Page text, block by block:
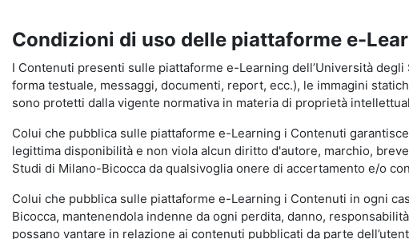
Condizioni di uso delle piattaforme e-
I Contenuti presenti sulle piattaforme e-Learning dell’Università
forma testuale, messaggi, documenti, report, ecc.), le immagini
sono protetti dalla vigente normativa in materia di proprietà
Colui che pubblica sulle piattaforme e-Learning i Contenuti
legittima disponibilità e non viola alcun diritto d'autore, marchio,
Studi di Milano-Bicocca da qualsivoglia onere di accertamento e/o
Colui che pubblica sulle piattaforme e-Learning i Contenuti in ogni
Bicocca, mantenendola indenne da ogni perdita, danno,
possano vantare in relazione ai contenuti pubblicati da parte